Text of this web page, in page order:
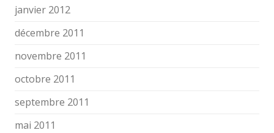
janvier 2012
décembre 2011
novembre 2011
octobre 2011
septembre 2011
mai 2011